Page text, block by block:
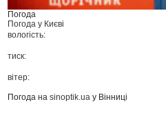
Погода
Погода у Києві
вологість:
тиск:
вітер:
Погода наsinoptik.ua у Вінниці